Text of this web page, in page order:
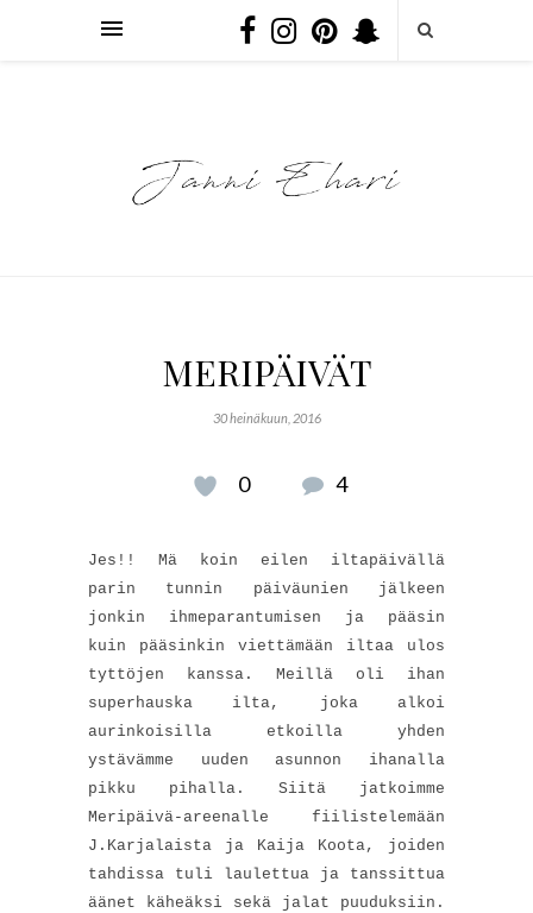
MERIPÄIVÄT
30 heinäkuun, 2016
0 4
Jes!! Mä koin eilen iltapäivällä
parin tunnin päiväunien jälkeen
jonkin ihmeparantumisen ja pääsin
kuin pääsinkin viettämään iltaa ulos
tyttöjen kanssa. Meillä oli ihan
superhauska ilta, joka alkoi
aurinkoisilla etkoilla yhden
ystävämme uuden asunnon ihanalla
pikku pihalla. Siitä jatkoimme
Meripäivä-areenalle fiilistelemään
J.Karjalaista ja Kaija Koota, joiden
tahdissa tuli laulettua ja tanssittua
äänet käheäksi sekä jalat puuduksiin.